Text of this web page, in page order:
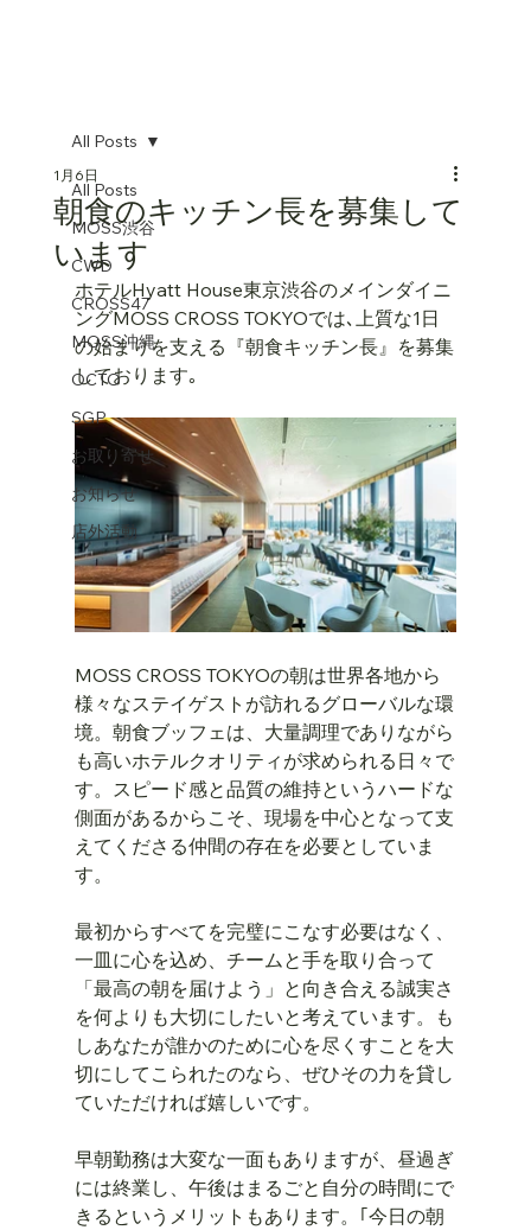
All Posts
MOSS渋谷
CWD
CROSS47
MOSS沖縄
OCTO
SGP
お取り寄せ
お知らせ
店外活動
All Posts
朝食のキッチン長を募集して
います
1月6日
ホテルHyatt House東京渋谷のメインダイニ
ングMOSS CROSS TOKYOでは､上質な1日
の始まりを支える『朝食キッチン長』を募集
しております｡
MOSS CROSS TOKYOの朝は世界各地から
様々なステイゲストが訪れるグローバルな環
境。朝食ブッフェは、大量調理でありながら
も高いホテルクオリティが求められる日々で
す。スピード感と品質の維持というハードな
側面があるからこそ、現場を中心となって支
えてくださる仲間の存在を必要としていま
す。
最初からすべてを完璧にこなす必要はなく、
一皿に心を込め、チームと手を取り合って
「最高の朝を届けよう」と向き合える誠実さ
を何よりも大切にしたいと考えています。も
しあなたが誰かのために心を尽くすことを大
切にしてこられたのなら、ぜひその力を貸し
ていただければ嬉しいです。
早朝勤務は大変な一面もありますが、昼過ぎ
には終業し、午後はまるごと自分の時間にで
きるというメリットもあります。｢今日の朝